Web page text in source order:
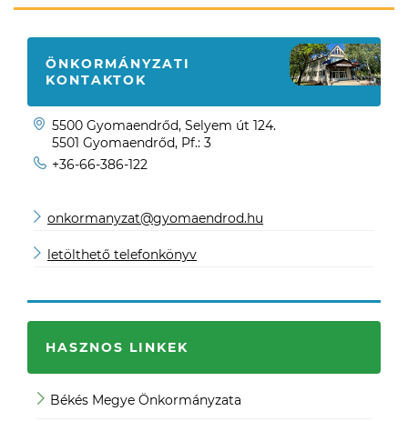
ÖNKORMÁNYZATI
KONTAKTOK
5500 Gyomaendrőd, Selyem út 124.
5501 Gyomaendrőd, Pf.: 3
+36-66-386-122
onkormanyzat@gyomaendrod.hu
letölthető telefonkönyv
HASZNOS LINKEK
Békés Megye Önkormányzata